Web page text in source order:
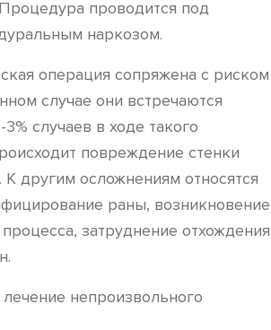
проводится под
наркозом.
операция сопряжена с риском
случае они встречаются
случаев в ходе такого
повреждение стенки
другим осложнениям относятся
раны, возникновение
затруднение отхождения